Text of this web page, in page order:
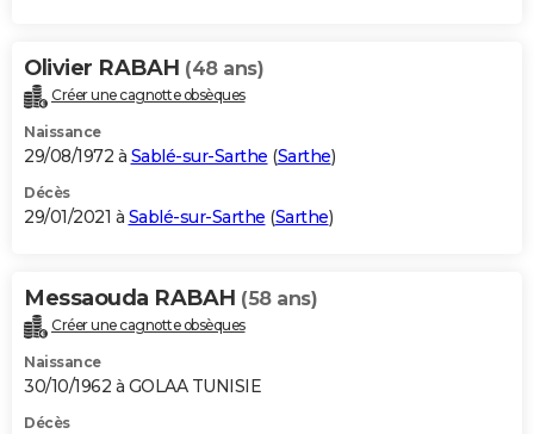
Olivier RABAH (48 ans)
Créer une cagnotte obsèques
Naissance
29/08/1972 à Sablé-sur-Sarthe (Sarthe)
Décès
29/01/2021 à Sablé-sur-Sarthe (Sarthe)
Messaouda RABAH (58 ans)
Créer une cagnotte obsèques
Naissance
30/10/1962 à GOLAA TUNISIE
Décès